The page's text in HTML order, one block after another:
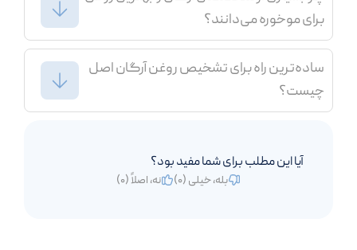
برای موخوره می‌دانند؟
ساده‌ترین راه برای تشخیص روغن آرگان اصل
چیست؟
آیا این مطلب برای شما مفید بود؟
بله، خیلی (0
) نه، اصلاً (0
)